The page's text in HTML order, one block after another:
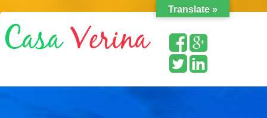
Translate »